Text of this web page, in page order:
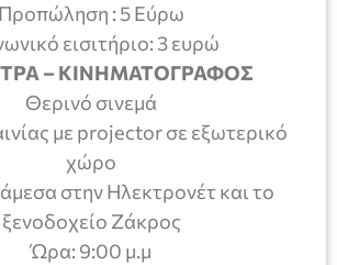
Προπώληση : 5 Εύρω
εισιτήριο: 3 ευρώ
– ΚΙΝΗΜΑΤΟΓΡΑΦΟΣ
Θερινό σινεμά
με projector σε εξωτερικό
χώρο
στην Ηλεκτρονέτ και το
ξενοδοχείο Ζάκρος
Ώρα: 9:00 μ.μ